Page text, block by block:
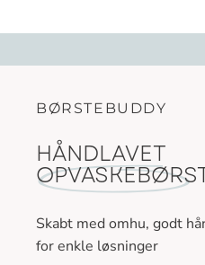
BØRSTEBUDDY
HÅNDLAVET
Skabt med omhu, godt
for enkle løsninger